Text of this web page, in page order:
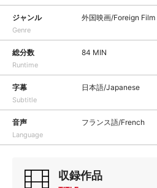
ジャンル
Genre
外国映画/Foreign Film
総分数
Runtime
84 MIN
字幕
Subtitle
日本語/Japanese
音声
Language
フランス語/French
収録作品